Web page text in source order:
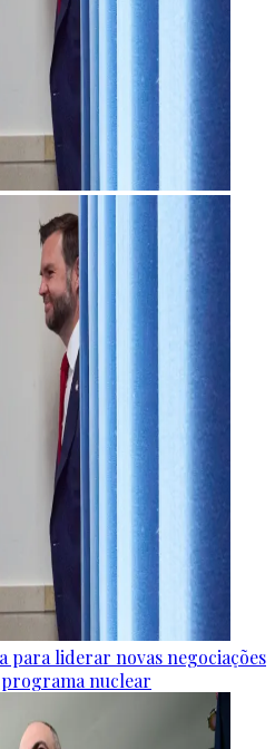
para liderar novas negociações
nuclear